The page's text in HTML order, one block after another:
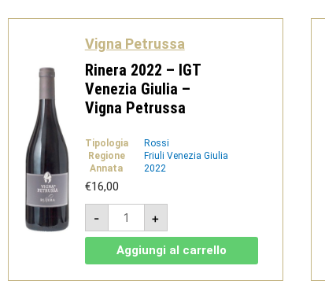
Petrussa
quantità
Vigna Petrussa
Rinera 2022 – IGT
Venezia Giulia –
Vigna Petrussa
Tipologia
Rossi
Regione
Friuli Venezia Giulia
Annata
2022
€16,00
-
Rinera
2022
-
IGT
Venezia
Giulia
-
+
Aggiungi al carrello